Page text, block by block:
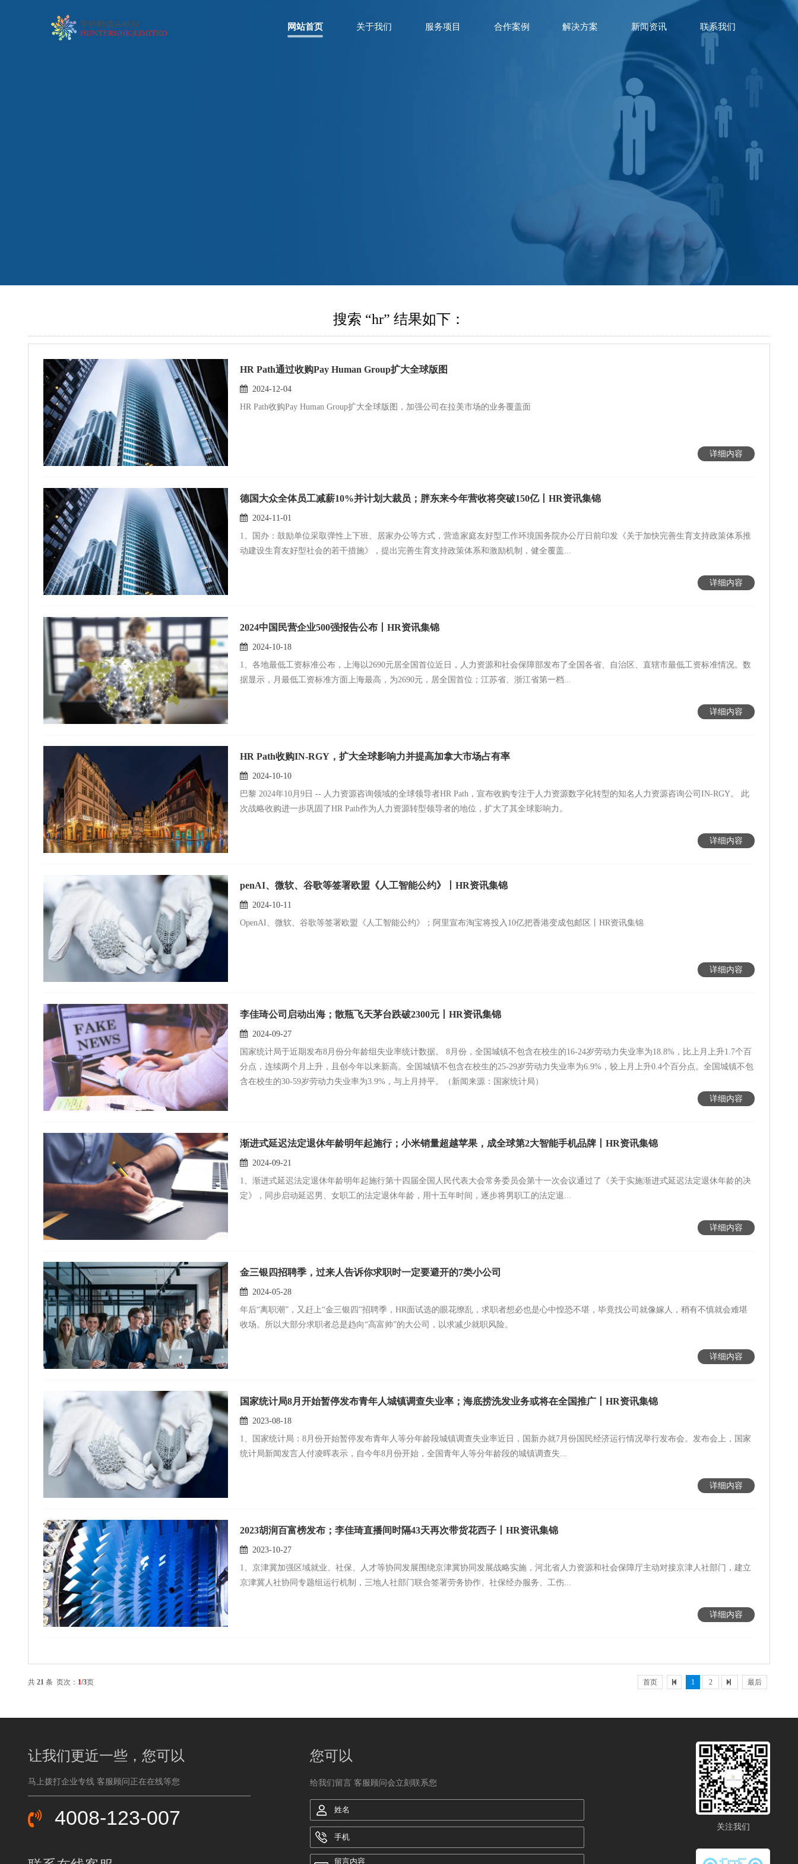
网站首页 关于我们 服务项目 合作案例 解决方案 新闻资讯 联系我们
搜索 “hr” 结果如下：
HR Path通过收购Pay Human Group扩大全球版图
2024-12-04
HR Path收购Pay Human Group扩大全球版图，加强公司在拉美市场的业务覆盖面
详细内容
德国大众全体员工减薪10%并计划大裁员；胖东来今年营收将突破150亿丨HR资讯集锦
2024-11-01
1、国办：鼓励单位采取弹性上下班、居家办公等方式，营造家庭友好型工作环境国务院办公厅日前印发《关于加快完善生育支持政策体系推
动建设生育友好型社会的若干措施》，提出完善生育支持政策体系和激励机制，健全覆盖...
详细内容
2024中国民营企业500强报告公布丨HR资讯集锦
2024-10-18
1、各地最低工资标准公布，上海以2690元居全国首位近日，人力资源和社会保障部发布了全国各省、自治区、直辖市最低工资标准情况。数
据显示，月最低工资标准方面上海最高，为2690元，居全国首位；江苏省、浙江省第一档...
详细内容
HR Path收购IN-RGY，扩大全球影响力并提高加拿大市场占有率
2024-10-10
巴黎 2024年10月9日 -- 人力资源咨询领域的全球领导者HR Path，宣布收购专注于人力资源数字化转型的知名人力资源咨询公司IN-RGY。 此
次战略收购进一步巩固了HR Path作为人力资源转型领导者的地位，扩大了其全球影响力。
详细内容
penAI、微软、谷歌等签署欧盟《人工智能公约》丨HR资讯集锦
2024-10-11
OpenAI、微软、谷歌等签署欧盟《人工智能公约》；阿里宣布淘宝将投入10亿把香港变成包邮区丨HR资讯集锦
详细内容
李佳琦公司启动出海；散瓶飞天茅台跌破2300元丨HR资讯集锦
2024-09-27
国家统计局于近期发布8月份分年龄组失业率统计数据。 8月份，全国城镇不包含在校生的16-24岁劳动力失业率为18.8%，比上月上升1.7个百
分点，连续两个月上升，且创今年以来新高。全国城镇不包含在校生的25-29岁劳动力失业率为6.9%，较上月上升0.4个百分点。全国城镇不包
含在校生的30-59岁劳动力失业率为3.9%，与上月持平。（新闻来源：国家统计局）
详细内容
渐进式延迟法定退休年龄明年起施行；小米销量超越苹果，成全球第2大智能手机品牌丨HR资讯集锦
2024-09-21
1、渐进式延迟法定退休年龄明年起施行第十四届全国人民代表大会常务委员会第十一次会议通过了《关于实施渐进式延迟法定退休年龄的决
定》，同步启动延迟男、女职工的法定退休年龄，用十五年时间，逐步将男职工的法定退...
详细内容
金三银四招聘季，过来人告诉你求职时一定要避开的7类小公司
2024-05-28
年后“离职潮”，又赶上“金三银四”招聘季，HR面试选的眼花缭乱，求职者想必也是心中惶恐不堪，毕竟找公司就像嫁人，稍有不慎就会难堪
收场。所以大部分求职者总是趋向“高富帅”的大公司，以求减少就职风险。
详细内容
国家统计局8月开始暂停发布青年人城镇调查失业率；海底捞洗发业务或将在全国推广丨HR资讯集锦
2023-08-18
1、国家统计局：8月份开始暂停发布青年人等分年龄段城镇调查失业率近日，国新办就7月份国民经济运行情况举行发布会。发布会上，国家
统计局新闻发言人付凌晖表示，自今年8月份开始，全国青年人等分年龄段的城镇调查失...
详细内容
2023胡润百富榜发布；李佳琦直播间时隔43天再次带货花西子丨HR资讯集锦
2023-10-27
1、京津冀加强区域就业、社保、人才等协同发展围绕京津冀协同发展战略实施，河北省人力资源和社会保障厅主动对接京津人社部门，建立
京津冀人社协同专题组运行机制，三地人社部门联合签署劳务协作、社保经办服务、工伤...
详细内容
共 21 条 页次： 1/3页 首页 1 2 最后
让我们更近一些，您可以
马上拨打企业专线 客服顾问正在在线等您
4008-123-007
您可以
给我们留言 客服顾问会立刻联系您
关注我们